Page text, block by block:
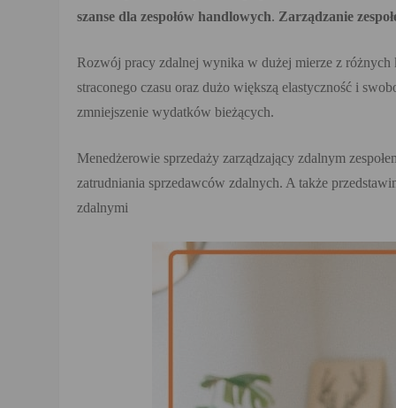
szanse dla zespołów handlowych. Zarządzanie
Rozwój pracy zdalnej wynika w dużej mierze z
straconego czasu oraz dużo większą elastyczność i
zmniejszenie wydatków bieżących.
Menedżerowie sprzedaży zarządzający zdalnym
zatrudniania sprzedawców zdalnych. A także
zdalnymi